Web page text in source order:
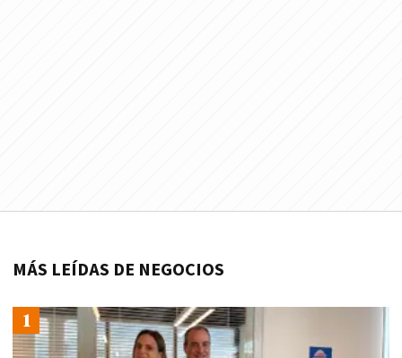
MÁS LEÍDAS DE NEGOCIOS